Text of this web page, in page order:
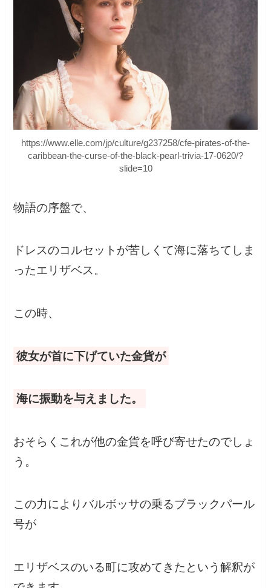
https://www.elle.com/jp/culture/g237258/cfe-pirates-of-the-
caribbean-the-curse-of-the-black-pearl-trivia-17-0620/?
slide=10
物語の序盤で、
ドレスのコルセットが苦しくて海に落ちてしま
ったエリザベス。
この時、
彼女が首に下げていた金貨が
海に振動を与えました。
おそらくこれが他の金貨を呼び寄せたのでしょ
う。
この力によりバルボッサの乗るブラックパール
号が
エリザベスのいる町に攻めてきたという解釈が